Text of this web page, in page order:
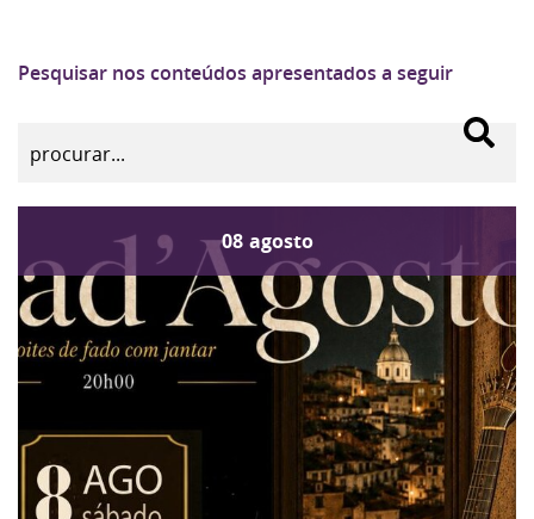
Pesquisar nos conteúdos apresentados a seguir
08 agosto